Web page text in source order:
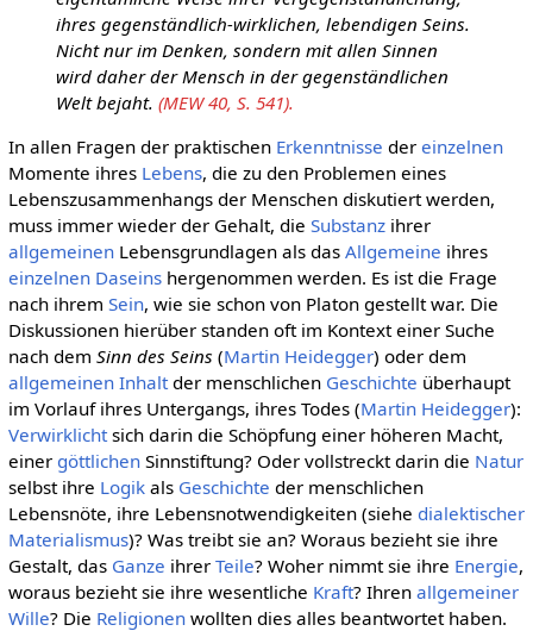
ihres gegenständlich-wirklichen, lebendigen Seins.
Nicht nur im Denken, sondern mit allen Sinnen
wird daher der Mensch in der gegenständlichen
Welt bejaht. (MEW 40, S. 541).
In allen Fragen der praktischen Erkenntnisse der einzelnen
Momente ihres Lebens, die zu den Problemen eines
Lebenszusammenhangs der Menschen diskutiert werden,
muss immer wieder der Gehalt, die Substanzihrer
allgemeinenLebensgrundlagen als das Allgemeine ihres
einzelnen Daseinshergenommen werden. Es ist die Frage
nach ihrem Sein, wie sie schon von Platon gestellt war. Die
Diskussionen hierüber standen oft im Kontext einer Suche
nach dem Sinn des Seins (Martin Heidegger) oder dem
allgemeinen Inhaltder menschlichen Geschichte überhaupt
im Vorlauf ihres Untergangs, ihres Todes (Martin Heidegger):
Verwirklichtsich darin die Schöpfung einer höheren Macht,
einer göttlichenSinnstiftung? Oder vollstreckt darin die Natur
selbst ihre Logikals Geschichte der menschlichen
Lebensnöte, ihre Lebensnotwendigkeiten (siehe dialektischer
Materialismus)? Was treibt sie an? Woraus bezieht sie ihre
Gestalt, das Ganze ihrer Teile? Woher nimmt sie ihre Energie,
woraus bezieht sie ihre wesentliche Kraft? Ihren allgemeiner
Wille? Die Religionenwollten dies alles beantwortet haben.